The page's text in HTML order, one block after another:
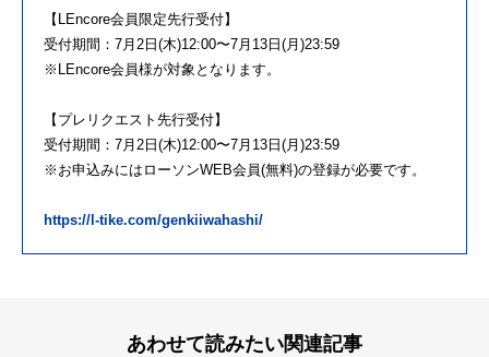
【LEncore会員限定先行受付】
受付期間：7月2日(木)12:00〜7月13日(月)23:59
※LEncore会員様が対象となります。
【プレリクエスト先行受付】
受付期間：7月2日(木)12:00〜7月13日(月)23:59
※お申込みにはローソンWEB会員(無料)の登録が必要です。
https://l-tike.com/genkiiwahashi/
あわせて読みたい関連記事